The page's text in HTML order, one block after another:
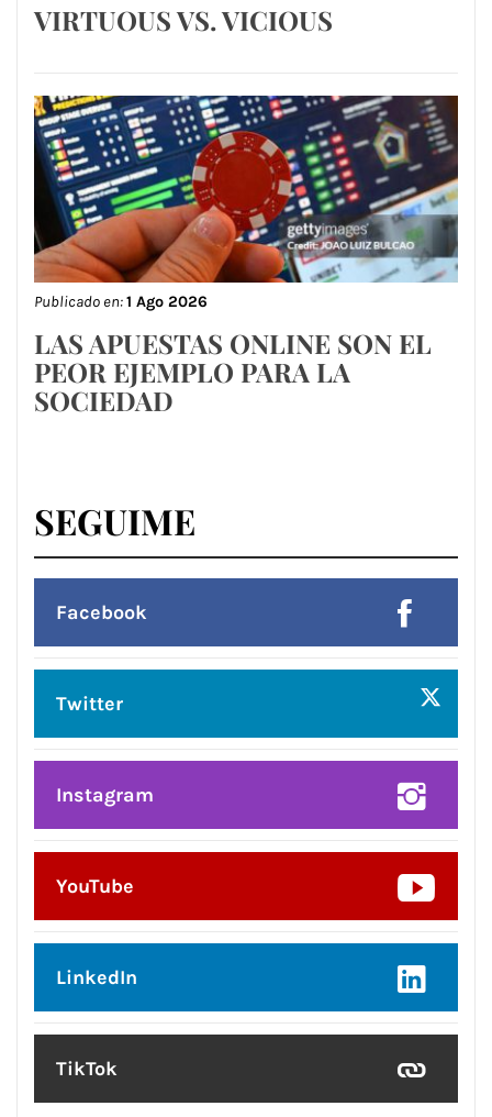
VIRTUOUS VS. VICIOUS
Publicado en:1 Ago 2026
LAS APUESTAS ONLINE SON EL
PEOR EJEMPLO PARA LA
SOCIEDAD
SEGUIME
Facebook
Twitter
Instagram
YouTube
LinkedIn
TikTok